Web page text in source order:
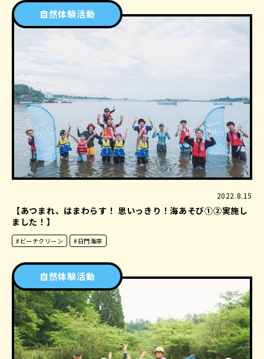
自然体験活動
2022.8.15
【あつまれ、はまわらす！ 思いっきり！海あそび①②実施し
ました！】
#ビーチクリーン #日門海岸
自然体験活動